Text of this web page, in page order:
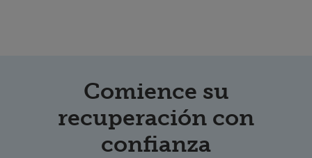
Comience su
recuperación con
confianza